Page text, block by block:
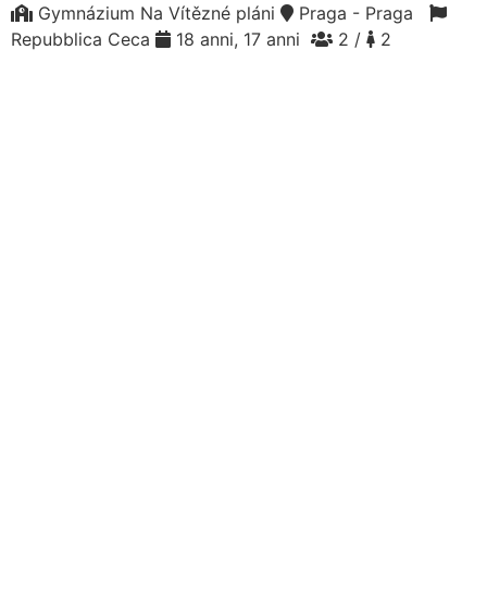
Gymnázium Na Vítězné pláni
Praga - Praga
Repubblica Ceca
18 anni, 17 anni 2 / 2